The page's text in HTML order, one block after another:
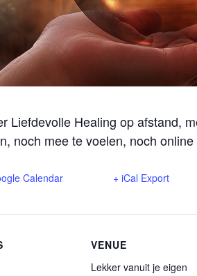
Liefdevolle Healing op afstand,
noch mee te voelen, noch
Calendar + iCal Export
VENUE
Lekker vanuit je eigen